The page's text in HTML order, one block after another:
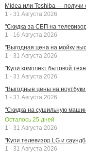
Midea или Toshiba — получи
1 - 31 Августа 2026
"Скидка за СБП на
1 - 16 Августа 2026
"Выгодная цена на мойку
1 - 31 Августа 2026
"Купи комплект бытовой
1 - 31 Августа 2026
"Выгодные цены на
1 - 31 Августа 2026
"Скидка на сушильную
Осталось 25 дней
1 - 31 Августа 2026
"Купи телевизор LG и
1 - 31 Августа 2026